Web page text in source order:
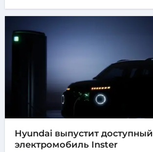
Hyundai выпустит доступный
электромобиль Inster